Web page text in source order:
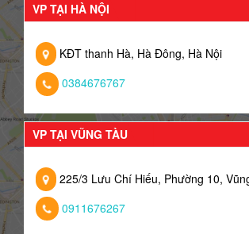
VP TẠI HÀ NỘI
KĐT thanh Hà, Hà Đông, Hà Nội
0384676767
VP TẠI VŨNG TÀU
225/3 Lưu Chí Hiếu, Phường 10,
0911676267